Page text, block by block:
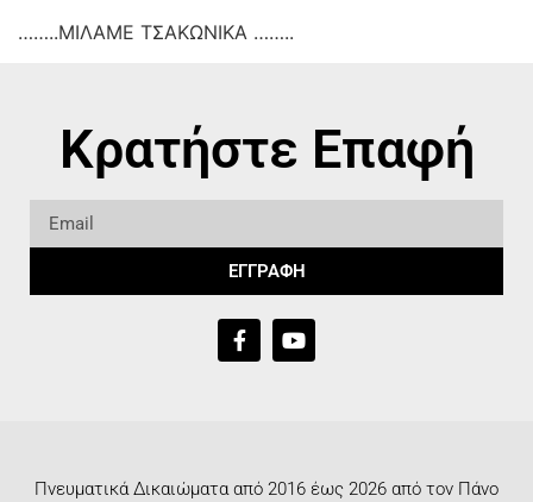
……..ΜΙΛΑΜΕ ΤΣΑΚΩΝΙΚΑ ……..
Κρατήστε Επαφή
ΕΓΓΡΑΦΗ
Πνευματικά Δικαιώματα από 2016 έως 2026 από τον Πάνο